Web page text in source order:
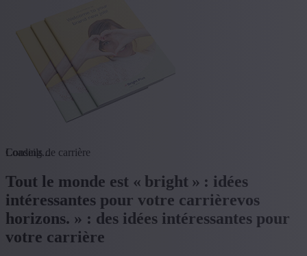
Loading...
Conseils de carrière
Tout le monde est « bright » : idées
intéressantes pour votre carrièrevos
horizons. » : des idées intéressantes pour
votre carrière